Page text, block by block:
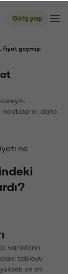
Giriş yap
fiyat geçmişi
daha
ne
varlıkların
tabloyu
ve en